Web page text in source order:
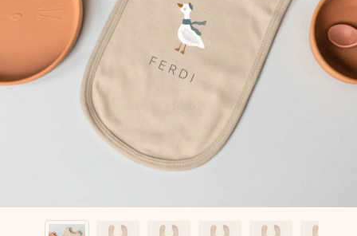
Carte de vœux gratuite
Créez quelque chose d’unique en quelques étapes – avec
son prénom, votre photo ou un message qui touche le cœur.
Sans complications, juste tout l’amour pour le moment idéal.